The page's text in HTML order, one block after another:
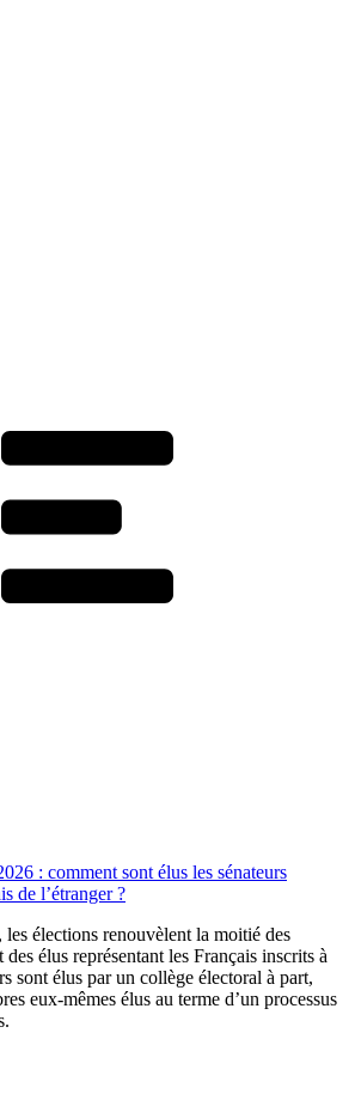
: comment sont élus les sénateurs
de l’étranger ?
élections renouvèlent la moitié des
élus représentant les Français inscrits à
sont élus par un collège électoral à part,
eux-mêmes élus au terme d’un processus